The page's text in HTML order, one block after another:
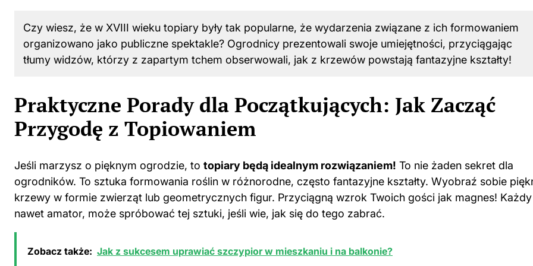
Czy wiesz, że w XVIII wieku topiary były tak popularne, że wydarzenia związane z ich formowaniem
organizowano jako publiczne spektakle? Ogrodnicy prezentowali swoje umiejętności, przyciągając
tłumy widzów, którzy z zapartym tchem obserwowali, jak z krzewów powstają fantazyjne kształty!
Praktyczne Porady dla Początkujących: Jak Zacząć
Przygodę z Topiowaniem
Jeśli marzysz o pięknym ogrodzie, to topiary będą idealnym rozwiązaniem! To nie żaden sekret dla
ogrodników. To sztuka formowania roślin w różnorodne, często fantazyjne kształty. Wyobraź sobie
krzewy w formie zwierząt lub geometrycznych figur. Przyciągną wzrok Twoich gości jak magnes! Każdy
nawet amator, może spróbować tej sztuki, jeśli wie, jak się do tego zabrać.
Zobacz także: Jak z sukcesem uprawiać szczypior w mieszkaniu i na balkonie?